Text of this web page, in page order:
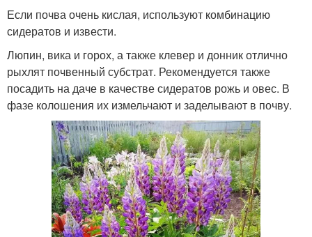
Если почва очень кислая, используют комбинацию
сидератов и извести.
Люпин, вика и горох, а также клевер и донник отлично
рыхлят почвенный субстрат. Рекомендуется также
посадить на даче в качестве сидератов рожь и овес. В
фазе колошения их измельчают и заделывают в почву.